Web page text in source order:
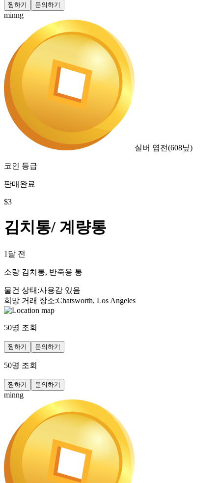
찜하기 문의하기
minng
실버 엽전(608닢)
코인 등급
판매완료
$3
김치통/ 계량통
1달 전
소량 김치통, 반죽용 통
물건 상태 :사용감 있음
희망 거래 장소:Chatsworth, Los Angeles
50명 조회
찜하기 문의하기
50명 조회
찜하기 문의하기
minng